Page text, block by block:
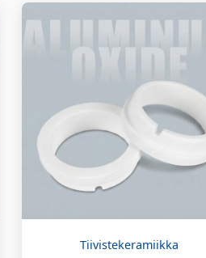
Tiivistekeramiikka